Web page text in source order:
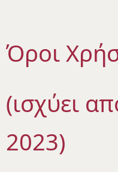
Όροι
(ισχύει
2023)